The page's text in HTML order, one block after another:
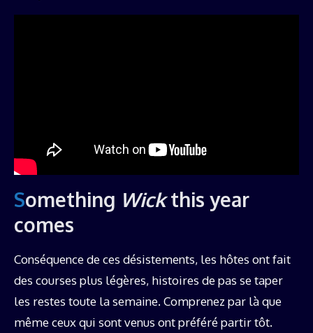
Something Wickthis year
comes
Conséquence de ces désistements, les hôtes ont fait
des courses plus légères, histoires de pas se taper
les restes toute la semaine. Comprenez par là que
même ceux qui sont venus ont préféré partir tôt.